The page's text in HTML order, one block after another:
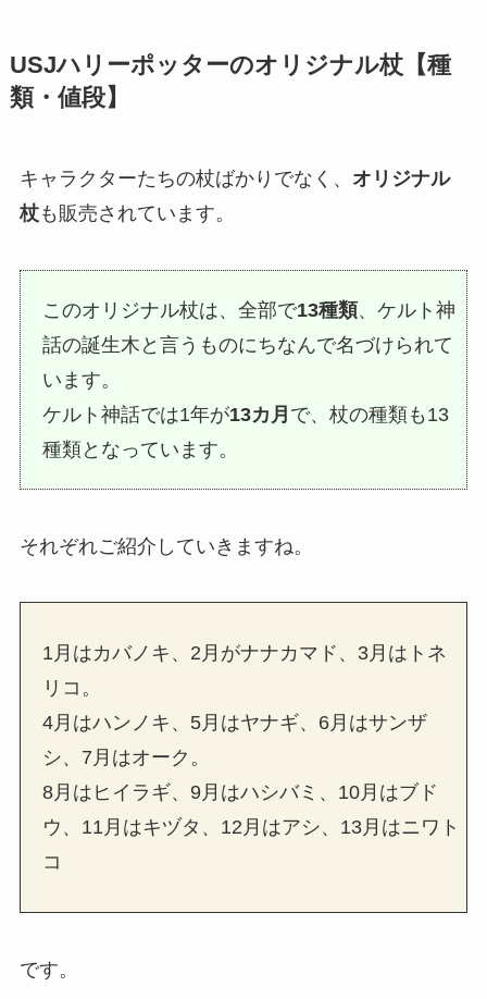
USJハリーポッターのオリジナル杖【種
類・値段】
キャラクターたちの杖ばかりでなく、 オリジナル
杖も販売されています。
このオリジナル杖は、全部で13種類、ケルト神
話の誕生木と言うものにちなんで名づけられて
います。
ケルト神話では1年が13カ月 で、杖の種類も13
種類となっています。
それぞれご紹介していきますね。
1月はカバノキ、2月がナナカマド、3月はトネ
リコ。
4月はハンノキ、5月はヤナギ、6月はサンザ
シ、7月はオーク。
8月はヒイラギ、9月はハシバミ、10月はブド
ウ、11月はキヅタ、12月はアシ、13月はニワト
コ
です。